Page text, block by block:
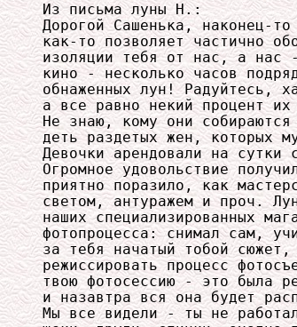
Из письма луны Н.:
Дорогой Сашенька, наконец-
как-то позволяет частично
изоляции тебя от нас, а нас
кино - несколько часов
обнаженных лун! Радуйтесь,
а все равно некий процент
Не знаю, кому они собираются
деть раздетых жен, которых
Девочки арендовали на сутки
Огромное удовольствие
приятно поразило, как
светом, антуражем и проч.
наших специализированных
фотопроцесса: снимал сам,
за тебя начатый тобой
режиссировать процесс
твою фотосессию - это была
и назавтра вся она будет
Мы все видели - ты не